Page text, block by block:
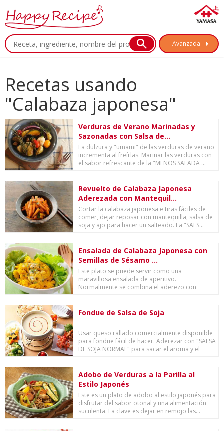
Avanzada
Recetas usando
"Calabaza japonesa"
Verduras de Verano Marinadas y
Sazonadas con Salsa de...
La dulzura y "umami" de las verduras de verano
incrementa al freírlas. Marinar las verduras con
el sabor refrescante de la "MENOS SALADA ...
Revuelto de Calabaza Japonesa
Aderezada con Mantequil...
Cortar la calabaza japonesa e tiras fáciles de
comer, dejar reposar con mantequilla, salsa de
soja y ajo para hacer un salteado. La "SALS...
Ensalada de Calabaza Japonesa con
Semillas de Sésamo ...
Este plato se puede servir como una
maravillosa ensalada de aperitivo.
Normalmente se combina el aderezo con
Fondue de Salsa de Soja
Usar queso rallado comercialmente disponible
para fondue fácil de hacer. Aderezar con "SALSA
DE SOJA NORMAL" para sacar el aroma y el
Adobo de Verduras a la Parilla al
Estilo Japonés
Este es un plato de adobo al estilo japonés para
disfrutar del sabor otoñal y una alimentación
suculenta. La clave es dejar en remojo las...